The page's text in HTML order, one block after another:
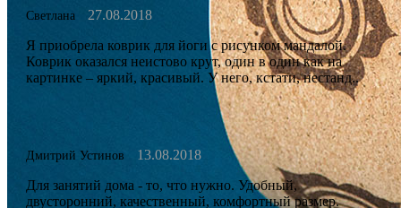
Светлана
27.08.2018
Я приобрела коврик для йоги с рисунком мандалой.
Коврик оказался неистово крут, один в один как на
картинке – яркий, красивый. У него, кстати, нестанд..
Дмитрий Устинов
13.08.2018
Для занятий дома - то, что нужно. Удобный,
двусторонний, качественный, комфортный размер.